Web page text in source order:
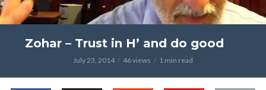
Zohar – Trust in H’ and do good
July 23, 2014 46 views 1 min read